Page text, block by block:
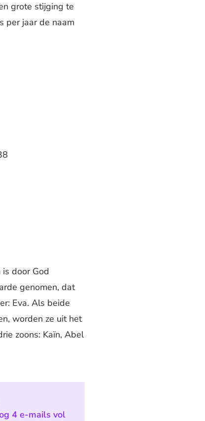
grote stijging te
per jaar de naam
door God
genomen, dat
Eva. Als beide
worden ze uit het
zoons: Kaïn, Abel
4 e-mails vol